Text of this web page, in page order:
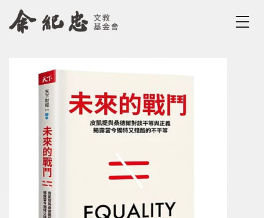
Jump to Navigation
Jump to Main content
您在這裡